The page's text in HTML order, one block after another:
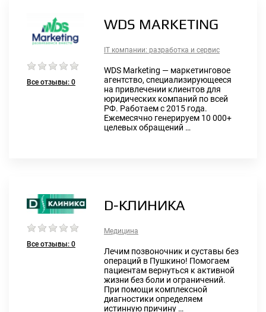
Все отзывы: 0
WDS MARKETING
IT компании: разработка и сервис
WDS Marketing — маркетинговое
агентство, специализирующееся
на привлечении клиентов для
юридических компаний по всей
РФ. Работаем с 2015 года.
Ежемесячно генерируем 10 000+
целевых обращений …
Все отзывы: 0
D-КЛИНИКА
Медицина
Лечим позвоночник и суставы без
операций в Пушкино! Помогаем
пациентам вернуться к активной
жизни без боли и ограничений.
При помощи комплексной
диагностики определяем
истинную причину …